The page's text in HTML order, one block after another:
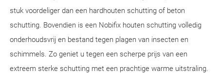
stuk voordeliger dan een hardhouten schutting of beton
schutting. Bovendien is een Nobifix houten schutting volledig
onderhoudsvrij en bestand tegen plagen van insecten en
schimmels. Zo geniet u tegen een scherpe prijs van een
extreem sterke schutting met een prachtige warme uitstraling.